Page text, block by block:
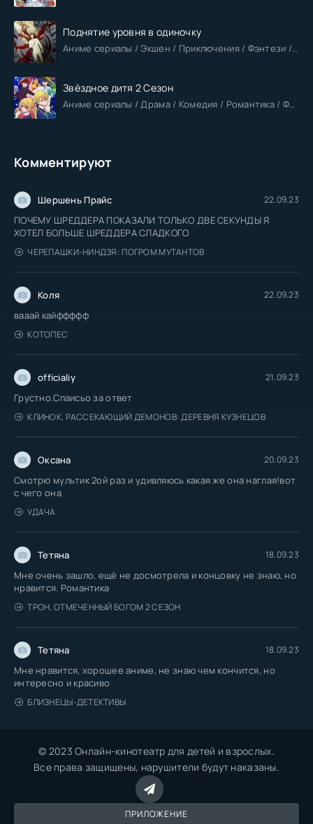
Поднятие уровня в одиночку
Аниме сериалы / Экшен / Приключения / Фэнтези / Анонсы
Звёздное дитя 2 Сезон
Аниме сериалы / Драма / Комедия / Романтика / Фантастика / Анонсы
Комментируют
Шершень Прайс 22.09.23
ПОЧЕМУ ШРЕДДЕРА ПОКАЗАЛИ ТОЛЬКО ДВЕ СЕКУНДЫ Я
ХОТЕЛ БОЛЬШЕ ШРЕДДЕРА СЛАДКОГО
ЧЕРЕПАШКИ-НИНДЗЯ: ПОГРОМ МУТАНТОВ
Коля 22.09.23
вааай кайффффф
КОТОПЕС
officialiy 21.09.23
Грустно.Спаисьо за ответ
КЛИНОК, РАССЕКАЮЩИЙ ДЕМОНОВ: ДЕРЕВНЯ КУЗНЕЦОВ
Оксана 20.09.23
Смотрю мультик 2ой раз и удивляюсь какая же она наглая!вот
с чего она
УДАЧА
Тетяна 18.09.23
Мне очень зашло, ещё не досмотрела и концовку не знаю, но
нравится. Романтика
ТРОН, ОТМЕЧЕННЫЙ БОГОМ 2 СЕЗОН
Тетяна 18.09.23
Мне нравится, хорошее аниме, не знаю чем кончится, но
интересно и красиво
БЛИЗНЕЦЫ-ДЕТЕКТИВЫ
© 2023 Онлайн-кинотеатр для детей и взрослых.
Все права защищены, нарушители будут наказаны.
ПРИЛОЖЕНИЕ